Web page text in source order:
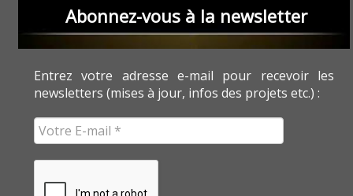
Abonnez-vous à la newsletter
Entrez votre adresse e-mail pour recevoir les
newsletters (mises à jour, infos des projets etc.) :